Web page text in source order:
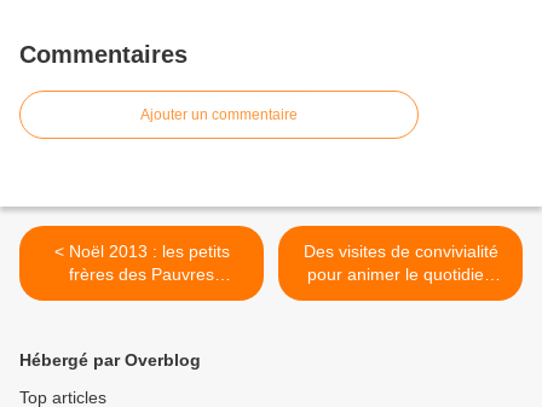
Commentaires
Ajouter un commentaire
< Noël 2013 : les petits
frères des Pauvres
recherchent des bénévoles
Des visites de convivialité
pour animer le quotidien
des plus âgés – Lorraine-
Hébergé par Overblog
Top articles